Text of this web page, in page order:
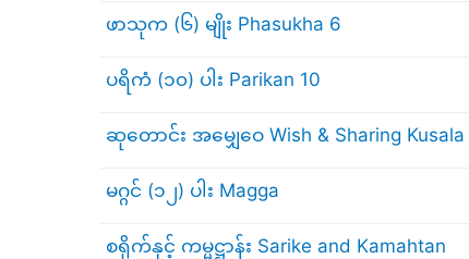
ဖာသုက (၆) မျိုး Phasukha 6
ပရိကံ (၁၀) ပါး Parikan 10
ဆုတောင်း အမျှေဝေ Wish & Sharing Kusala
မဂ္ဂင် (၁၂) ပါး Magga
စရိုက်နှင့် ကမ္မဋ္ဌာန်း Sarike and Kamahtan